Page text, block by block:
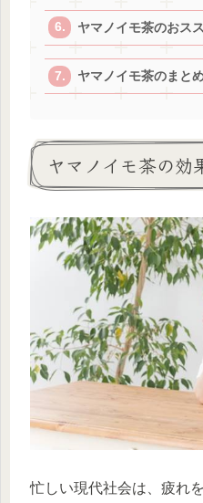
ヤマノイモ茶のおス
ヤマノイモ茶のまと
ヤマノイモ茶の効
忙しい現代社会は、疲れ